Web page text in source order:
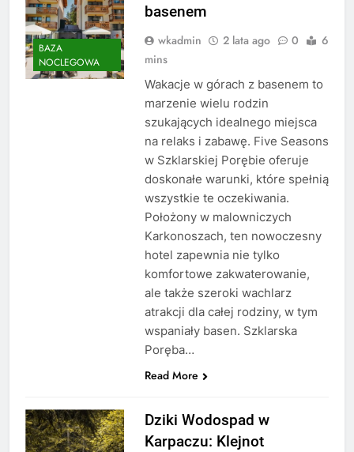
BAZA
NOCLEGOWA
basenem
wkadmin 2 lata ago 0
6
mins
Wakacje w górach z basenem to
marzenie wielu rodzin
szukających idealnego miejsca
na relaks i zabawę. Five Seasons
w Szklarskiej Porębie oferuje
doskonałe warunki, które spełnią
wszystkie te oczekiwania.
Położony w malowniczych
Karkonoszach, ten nowoczesny
hotel zapewnia nie tylko
komfortowe zakwaterowanie,
ale także szeroki wachlarz
atrakcji dla całej rodziny, w tym
wspaniały basen. Szklarska
Poręba…
Read More
Dziki Wodospad w
Karpaczu: Klejnot